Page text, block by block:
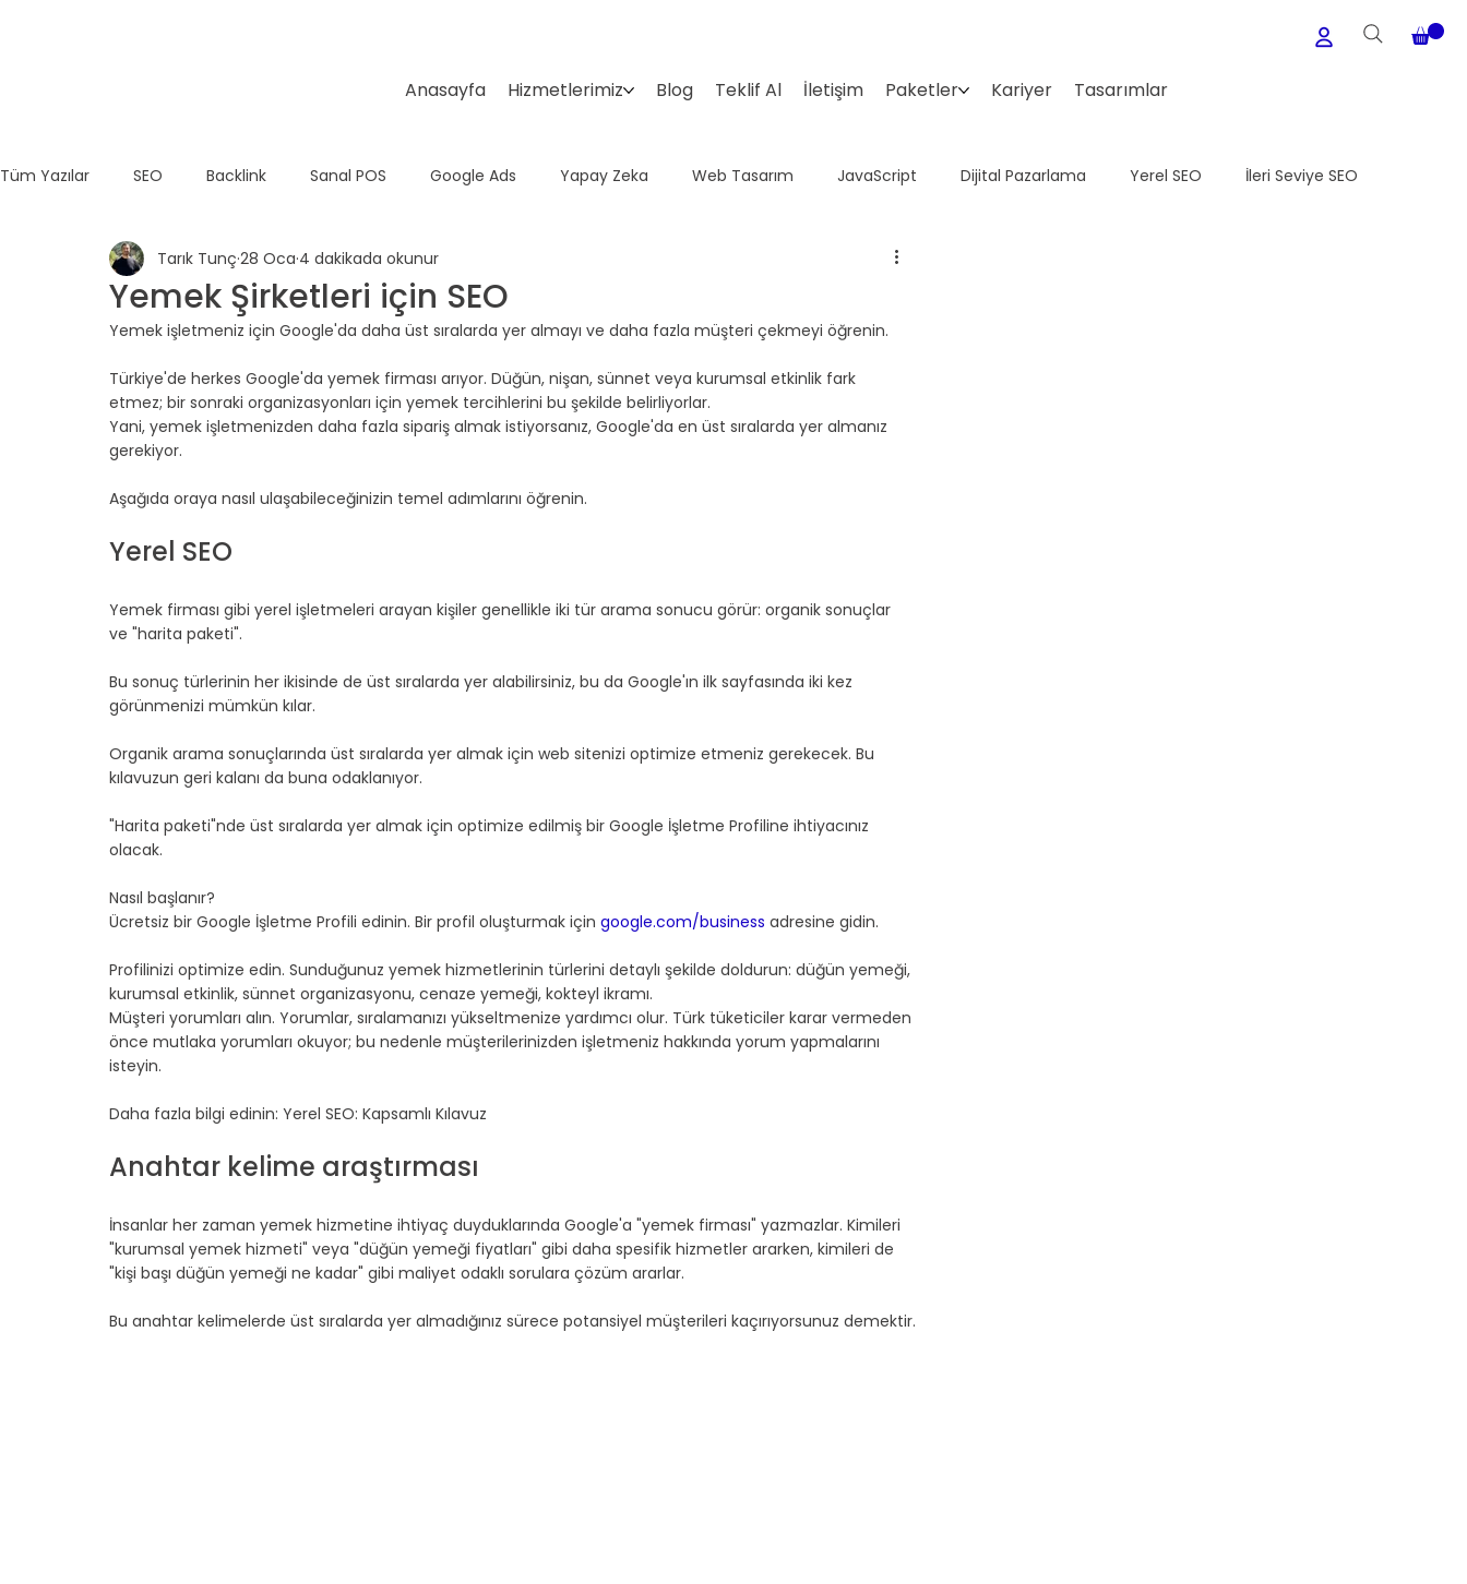
Anasayfa Hizmetlerimiz Blog Teklif Al İletişim Paketler Kariyer Tasarımlar
Tüm Yazılar SEO Backlink Sanal POS Google Ads Yapay Zeka Web Tasarım JavaScript Dijital Pazarlama Yerel SEO İleri Seviye SEO
Temel SEO E-Ticaret Teknik SEO Wix
Yemek Şirketleri için SEO
Tarık Tunç 28 Oca 4 dakikada okunur
Yemek işletmeniz için Google'da daha üst sıralarda yer almayı ve daha fazla müşteri çekmeyi öğrenin.
Türkiye'de herkes Google'da yemek firması arıyor. Düğün, nişan, sünnet veya kurumsal etkinlik fark
etmez; bir sonraki organizasyonları için yemek tercihlerini bu şekilde belirliyorlar.
Yani, yemek işletmenizden daha fazla sipariş almak istiyorsanız, Google'da en üst sıralarda yer almanız
gerekiyor.
Aşağıda oraya nasıl ulaşabileceğinizin temel adımlarını öğrenin.
Yerel SEO
Yemek firması gibi yerel işletmeleri arayan kişiler genellikle iki tür arama sonucu görür: organik sonuçlar
ve "harita paketi".
Bu sonuç türlerinin her ikisinde de üst sıralarda yer alabilirsiniz, bu da Google'ın ilk sayfasında iki kez
görünmenizi mümkün kılar.
Organik arama sonuçlarında üst sıralarda yer almak için web sitenizi optimize etmeniz gerekecek. Bu
kılavuzun geri kalanı da buna odaklanıyor.
"Harita paketi"nde üst sıralarda yer almak için optimize edilmiş bir Google İşletme Profiline ihtiyacınız
olacak.
Nasıl başlanır?
Ücretsiz bir Google İşletme Profili edinin. Bir profil oluşturmak için google.com/business adresine gidin.
Profilinizi optimize edin. Sunduğunuz yemek hizmetlerinin türlerini detaylı şekilde doldurun: düğün yemeği,
kurumsal etkinlik, sünnet organizasyonu, cenaze yemeği, kokteyl ikramı.
Müşteri yorumları alın. Yorumlar, sıralamanızı yükseltmenize yardımcı olur. Türk tüketiciler karar vermeden
önce mutlaka yorumları okuyor; bu nedenle müşterilerinizden işletmeniz hakkında yorum yapmalarını
isteyin.
Daha fazla bilgi edinin: Yerel SEO: Kapsamlı Kılavuz
Anahtar kelime araştırması
İnsanlar her zaman yemek hizmetine ihtiyaç duyduklarında Google'a "yemek firması" yazmazlar. Kimileri
"kurumsal yemek hizmeti" veya "düğün yemeği fiyatları" gibi daha spesifik hizmetler ararken, kimileri de
"kişi başı düğün yemeği ne kadar" gibi maliyet odaklı sorulara çözüm ararlar.
Bu anahtar kelimelerde üst sıralarda yer almadığınız sürece potansiyel müşterileri kaçırıyorsunuz demektir.